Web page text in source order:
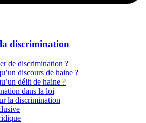
discrimination
de discrimination ?
discours de haine ?
délit de haine ?
dans la loi
la discrimination